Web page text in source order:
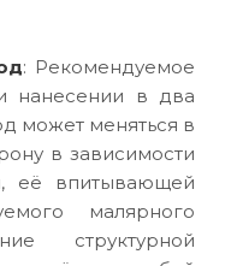
: Рекомендуемое
нанесении в два
может меняться в
в зависимости
её впитывающей
малярного
структурной